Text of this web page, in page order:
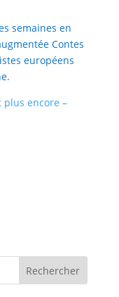
semaines en
Contes
européens
plus encore –
Rechercher